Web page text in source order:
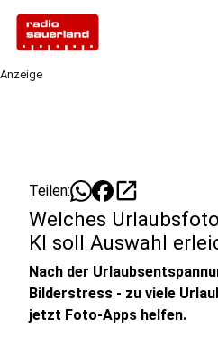
Anzeige
Teilen: open_in_new
Welches
KI soll Auswahl
Nach der
Bilderstress - zu viele
jetzt Foto-Apps helfen.